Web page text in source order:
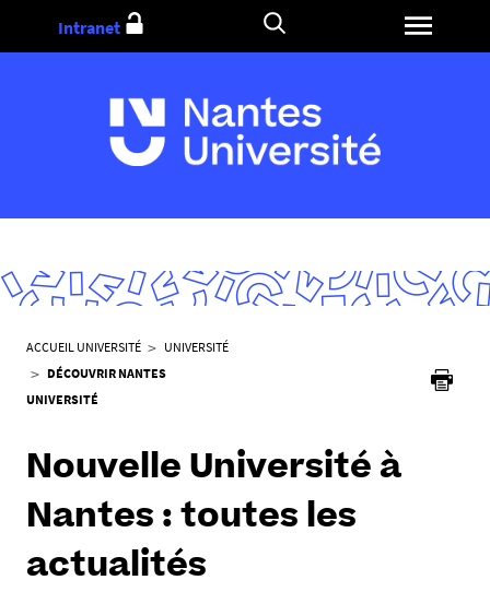
Aller
Intranet
V
o
u
ê
t
e
s
i
c
ACCUEIL UNIVERSITÉ
UNIVERSITÉ
DÉCOUVRIR NANTES
UNIVERSITÉ
Nouvelle Université à
Nantes : toutes les
actualités